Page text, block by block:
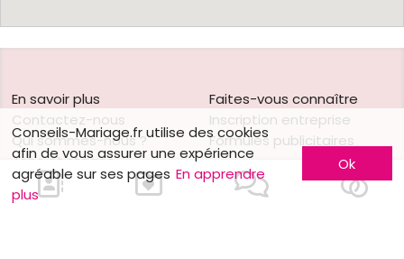
En savoir plus
Contactez-nous
Qui sommes-nous ?
Jobs et stages
Partenaires
Mentions légales
Faites-vous connaître
Inscription entreprise
Formules publicitaires
Conseils-Mariage.fr utilise des cookies
afin de vous assurer une expérience
agréable sur ses pages En apprendre
plus
Ok